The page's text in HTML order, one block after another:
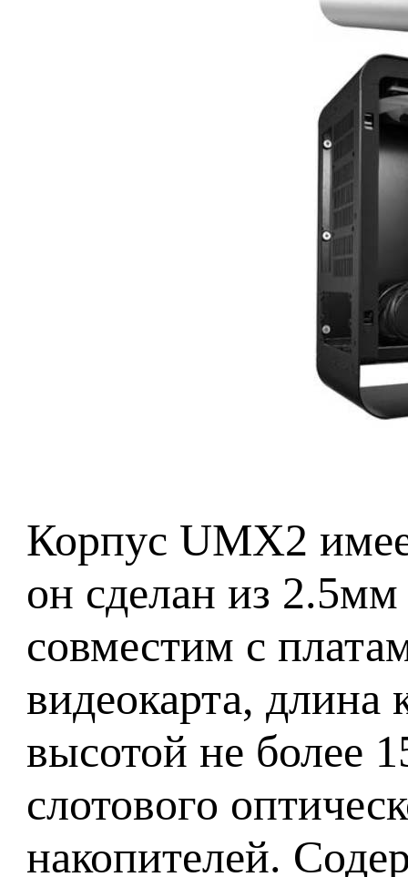
Корпус UMX2
он сделан из
совместим с
видеокарта,
высотой не более
слотового
накопителей.